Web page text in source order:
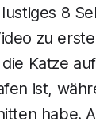
8
zu
Katze
ist,
habe.